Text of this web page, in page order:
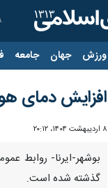
ورزش جهان جامعه
افزایش دمای هوا،
۸ اردیبهشت ۱۴۰۴، ۲۰:۱۲
بوشهر-ایرنا- روابط
گذشته شده است.